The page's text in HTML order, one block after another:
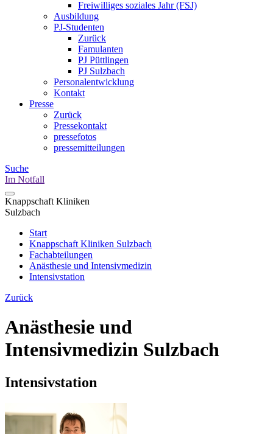
Freiwilliges soziales Jahr (FSJ)
Ausbildung
PJ-Studenten
Zurück
Famulanten
PJ Püttlingen
PJ Sulzbach
Personalentwicklung
Kontakt
Presse
Zurück
Pressekontakt
pressefotos
pressemitteilungen
Suche
Im Notfall
Knappschaft Kliniken
Sulzbach
Start
Knappschaft Kliniken Sulzbach
Fachabteilungen
Anästhesie und Intensivmedizin
Intensivstation
Zurück
Anästhesie und
Intensivmedizin Sulzbach
Intensivstation